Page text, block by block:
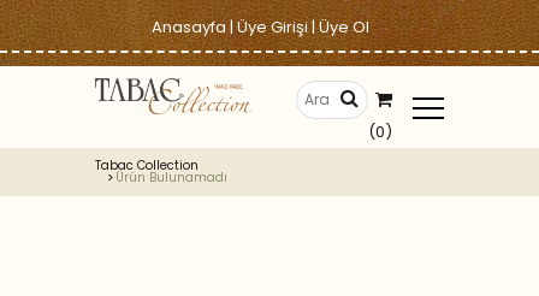
Anasayfa|Üye Girişi|Üye Ol
(0)
Tabac Collection
Ürün Bulunamadı